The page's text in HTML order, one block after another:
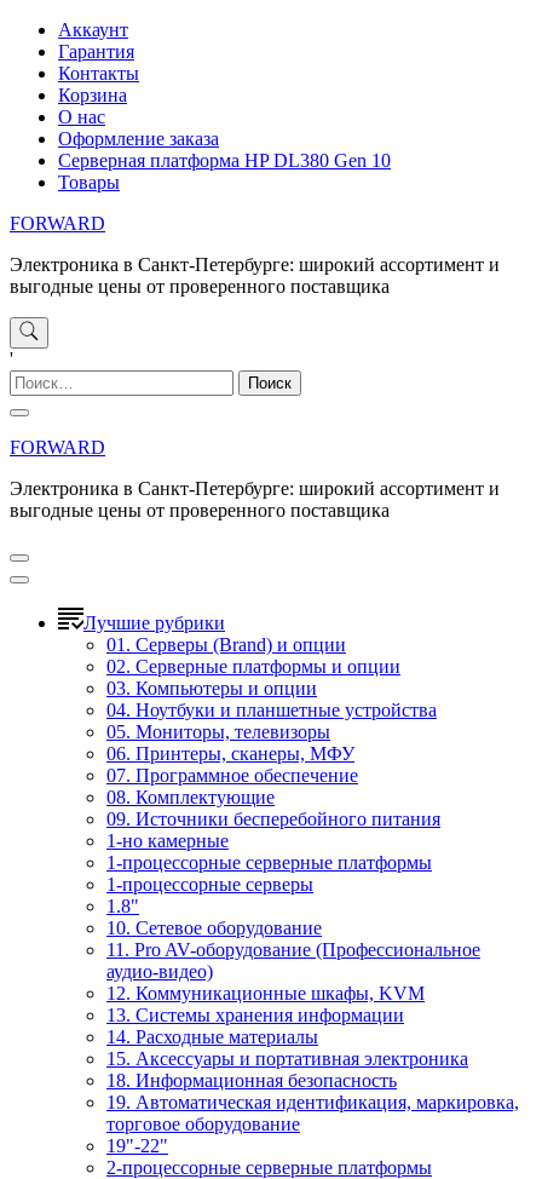
Перейти
содержимому
Аккаунт
Гарантия
Контакты
Корзина
О нас
Оформление заказа
Серверная платформа HP DL380 Gen 10
Товары
FORWARD
Электроника в Санкт-Петербурге: широкий ассортимент и
выгодные цены от проверенного поставщика
'
Найти:
FORWARD
Электроника в Санкт-Петербурге: широкий ассортимент и
выгодные цены от проверенного поставщика
Лучшие рубрики
01. Серверы (Brand) и опции
02. Серверные платформы и опции
03. Компьютеры и опции
04. Ноутбуки и планшетные устройства
05. Мониторы, телевизоры
06. Принтеры, сканеры, МФУ
07. Программное обеспечение
08. Комплектующие
09. Источники бесперебойного питания
1-но камерные
1-процессорные серверные платформы
1-процессорные серверы
1.8"
10. Сетевое оборудование
11. Pro AV-оборудование (Профессиональное
аудио-видео)
12. Коммуникационные шкафы, KVM
13. Системы хранения информации
14. Расходные материалы
15. Аксессуары и портативная электроника
18. Информационная безопасность
19. Автоматическая идентификация, маркировка,
торговое оборудование
19"-22"
2-процессорные серверные платформы